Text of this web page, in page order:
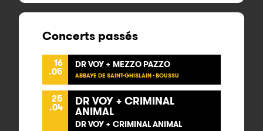
Concerts passés
16
.05
DR VOY + MEZZO PAZZO
ABBAYE DE SAINT-GHISLAIN - BOUSSU
25
.04 DR VOY + CRIMINAL
ANIMAL
DR VOY + CRIMINAL ANIMAL